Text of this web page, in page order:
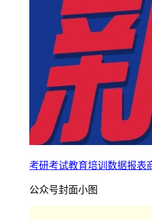
考研考试教育培训数据报表
公众号封面小图